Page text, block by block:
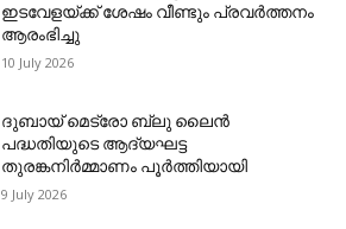
ഇടവേളയ്ക്ക് ശേഷം വീണ്ടും പ്രവര്‍ത്തനം
ആരംഭിച്ചു
10 July 2026
ദുബായ് മെട്രോ ബ്ലു ലൈന്‍
പദ്ധതിയുടെ ആദ്യഘട്ട
തുരങ്കനിര്‍മ്മാണം പൂര്‍ത്തിയായി
9 July 2026